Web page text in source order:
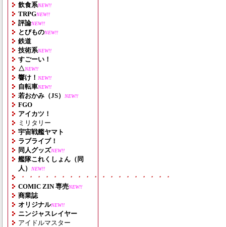
飲食系NEW!!
TRPGNEW!!
評論NEW!!
とびものNEW!!
鉄道
技術系NEW!!
すごーい！
△NEW!!
響け！ NEW!!
自転車NEW!!
若おかみ（JS） NEW!!
FGO
アイカツ！
ミリタリー
宇宙戦艦ヤマト
ラブライブ！
同人グッズNEW!!
艦隊これくしょん（同
人）
NEW!!
・・・・・・・・・・・・・・・・・・・
COMIC ZIN 専売NEW!!
商業誌
オリジナルNEW!!
ニンジャスレイヤー
アイドルマスター